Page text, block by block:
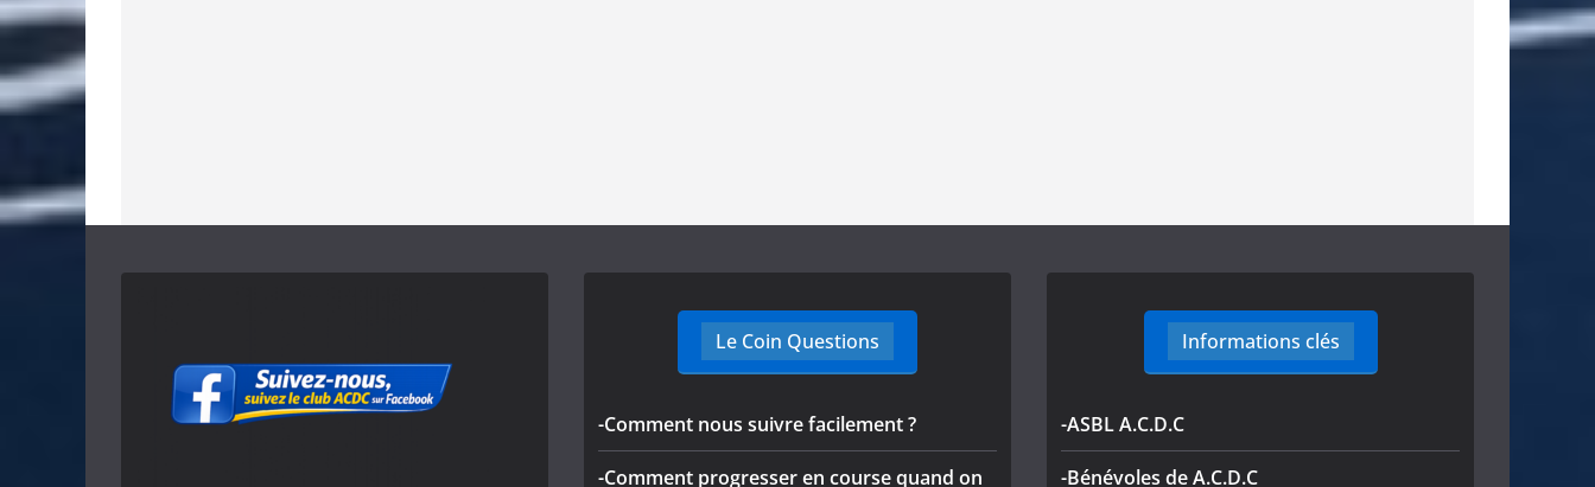
Le Coin Questions
-Comment nous suivre facilement ?
-Comment progresser en course quand on
Informations clés
-ASBL A.C.D.C
-Bénévoles de A.C.D.C